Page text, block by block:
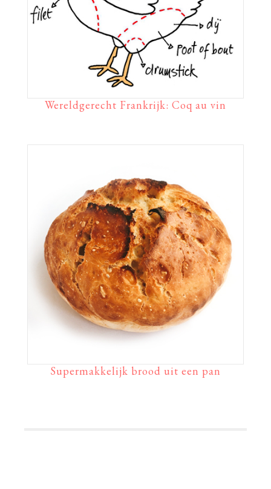
Wereldgerecht Frankrijk: Coq au vin
Supermakkelijk brood uit een pan